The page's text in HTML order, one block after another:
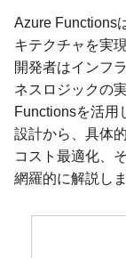
Azure Functions
キテクチャを実
開発者はインフ
ネスロジックの
Functionsを活用
設計から、具体
コスト最適化、
網羅的に解説しま